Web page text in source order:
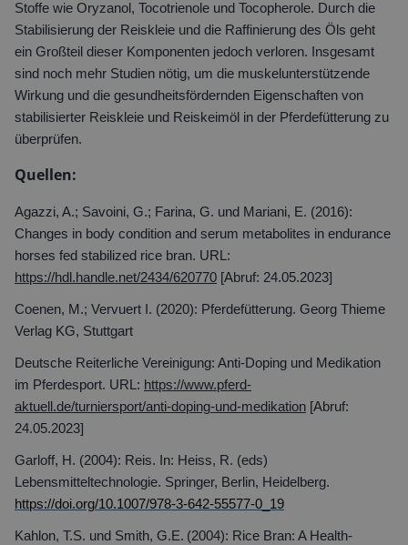
Stoffe wie Oryzanol, Tocotrienole und Tocopherole. Durch die
Stabilisierung der Reiskleie und die Raffinierung des Öls geht
ein Großteil dieser Komponenten jedoch verloren. Insgesamt
sind noch mehr Studien nötig, um die muskelunterstützende
Wirkung und die gesundheitsfördernden Eigenschaften von
stabilisierter Reiskleie und Reiskeimöl in der Pferdefütterung zu
überprüfen.
Quellen:
Agazzi, A.; Savoini, G.; Farina, G. und Mariani, E. (2016):
Changes in body condition and serum metabolites in endurance
horses fed stabilized rice bran. URL:
https://hdl.handle.net/2434/620770 [Abruf: 24.05.2023]
Coenen, M.; Vervuert I. (2020): Pferdefütterung. Georg Thieme
Verlag KG, Stuttgart
Deutsche Reiterliche Vereinigung: Anti-Doping und Medikation
im Pferdesport. URL: https://www.pferd-
aktuell.de/turniersport/anti-doping-und-medikation [Abruf:
24.05.2023]
Garloff, H. (2004): Reis. In: Heiss, R. (eds)
Lebensmitteltechnologie. Springer, Berlin, Heidelberg.
https://doi.org/10.1007/978-3-642-55577-0_19
Kahlon, T.S. und Smith, G.E. (2004): Rice Bran: A Health-